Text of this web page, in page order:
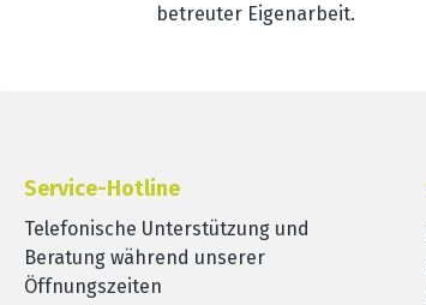
betreuter Eigenarbeit.
Service-Hotline
Telefonische Unterstützung und
Beratung während unserer
Öffnungszeiten